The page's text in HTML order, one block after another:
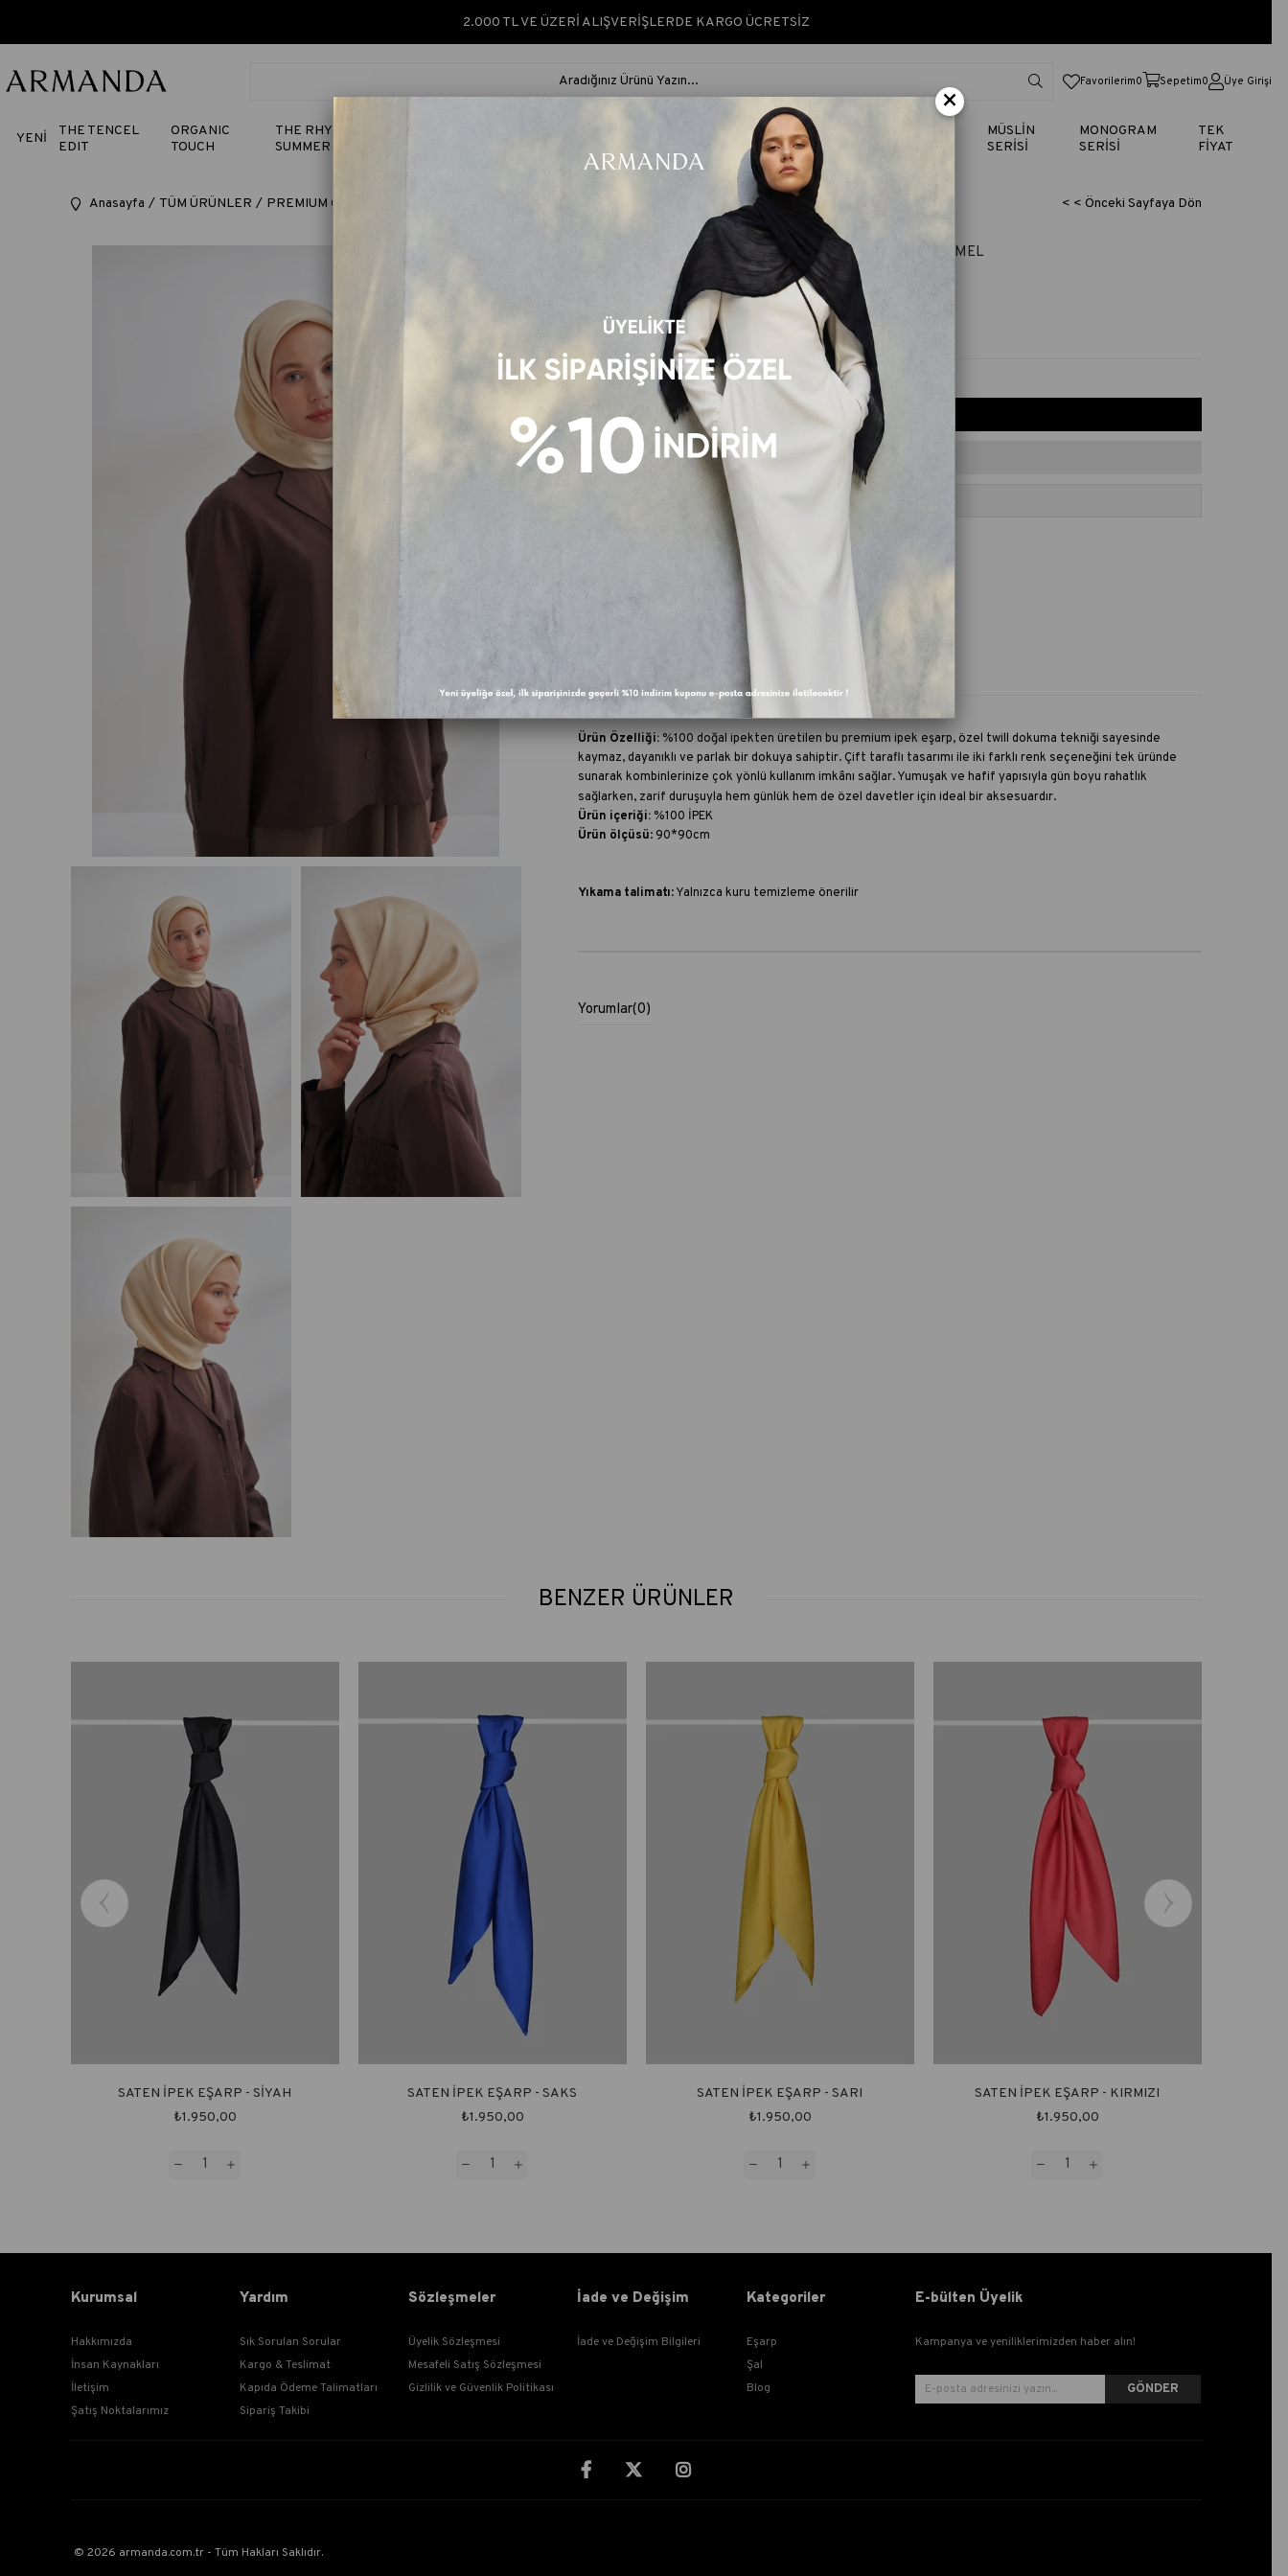
2.000 TL VE ÜZERİ ALIŞVERİŞLERDE KARGO ÜCRETSİZ
Favorilerim0 Sepetim0 Üye Girişi
YENİ
THE TENCEL
EDIT
ORGANIC
TOUCH
THE RHYTHM OF
SUMMER
İPEK ŞAL &
EŞARP
MÜSLİN
SERİSİ
MONOGRAM
SERİSİ
TEK
FİYAT
Anasayfa TÜM ÜRÜNLER PREMIUM ÇİFT TARAFLI TWILL İPEK EŞARP - DORE - KAMEL < < Önceki Sayfaya Dön
PREMIUM ÇİFT TARAFLI TWILL İPEK EŞARP - DORE - KAMEL
Ürün Kodu: 4401
Renk Kodu: 665
₺2.850,00
Barkod :ARMND144010665
FAVORILERE EKLE
Fiyat Düşünce Haber Ver Kargo Bedava
Ürün Özellikleri
Ürün Özelliği: %100 doğal ipekten üretilen bu premium ipek eşarp, özel twill dokuma tekniği sayesinde
kaymaz, dayanıklı ve parlak bir dokuya sahiptir. Çift taraflı tasarımı ile iki farklı renk seçeneğini tek üründe
sunarak kombinlerinize çok yönlü kullanım imkânı sağlar. Yumuşak ve hafif yapısıyla gün boyu rahatlık
sağlarken, zarif duruşuyla hem günlük hem de özel davetler için ideal bir aksesuardır.
Ürün içeriği:%100 İPEK
Ürün ölçüsü: 90*90cm
Yıkama talimatı:Yalnızca kuru temizleme önerilir
Yorumlar(0)
BENZER ÜRÜNLER
SATEN İPEK EŞARP - SİYAH
₺1.950,00
SATEN İPEK EŞARP - SAKS
₺1.950,00
SATEN İPEK EŞARP - SARI
₺1.950,00
SATEN İPEK EŞARP - KIRMIZI
₺1.950,00
Kurumsal
Hakkımızda
İnsan Kaynakları
İletişim
Şatış Noktalarımız
Yardım
Sık Sorulan Sorular
Kargo & Teslimat
Kapıda Ödeme Talimatları
Sipariş Takibi
Sözleşmeler
Üyelik Sözleşmesi
Mesafeli Satış Sözleşmesi
Gizlilik ve Güvenlik Politikası
İade ve Değişim
İade ve Değişim Bilgileri
Kategoriler
Eşarp
Şal
Blog
E-bülten Üyelik
Kampanya ve yeniliklerimizden haber alın!
GÖNDER
© 2026 armanda.com.tr - Tüm Hakları Saklıdır.
×